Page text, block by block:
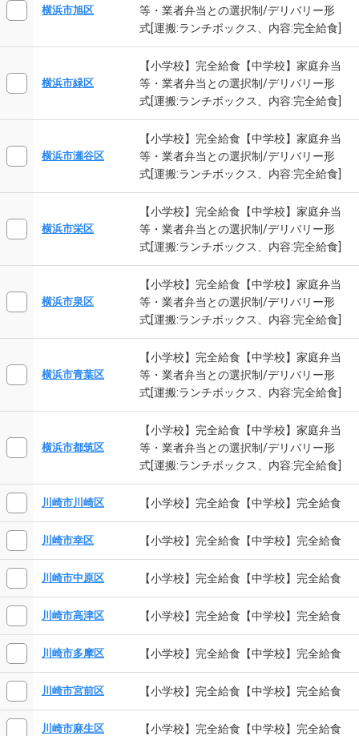
横浜市旭区
等・業者弁当との選択制/デリバリー形
式[運搬:ランチボックス、内容:完全給食]
横浜市緑区
【小学校】完全給食【中学校】家庭弁当
等・業者弁当との選択制/デリバリー形
式[運搬:ランチボックス、内容:完全給食]
横浜市瀬谷区
【小学校】完全給食【中学校】家庭弁当
等・業者弁当との選択制/デリバリー形
式[運搬:ランチボックス、内容:完全給食]
横浜市栄区
【小学校】完全給食【中学校】家庭弁当
等・業者弁当との選択制/デリバリー形
式[運搬:ランチボックス、内容:完全給食]
横浜市泉区
【小学校】完全給食【中学校】家庭弁当
等・業者弁当との選択制/デリバリー形
式[運搬:ランチボックス、内容:完全給食]
横浜市青葉区
【小学校】完全給食【中学校】家庭弁当
等・業者弁当との選択制/デリバリー形
式[運搬:ランチボックス、内容:完全給食]
横浜市都筑区
【小学校】完全給食【中学校】家庭弁当
等・業者弁当との選択制/デリバリー形
式[運搬:ランチボックス、内容:完全給食]
川崎市川崎区 【小学校】完全給食【中学校】完全給食
川崎市幸区 【小学校】完全給食【中学校】完全給食
川崎市中原区 【小学校】完全給食【中学校】完全給食
川崎市高津区 【小学校】完全給食【中学校】完全給食
川崎市多摩区 【小学校】完全給食【中学校】完全給食
川崎市宮前区 【小学校】完全給食【中学校】完全給食
川崎市麻生区 【小学校】完全給食【中学校】完全給食